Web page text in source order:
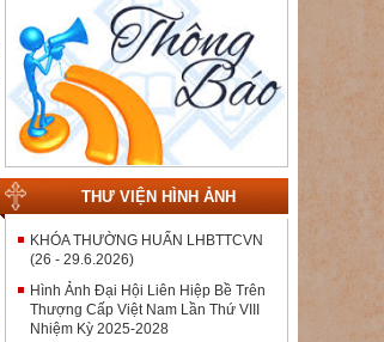
THƯ VIỆN HÌNH ẢNH
KHÓA THƯỜNG HUẤN LHBTTCVN
(26 - 29.6.2026)
Hình Ảnh Đại Hội Liên Hiệp Bề Trên
Thượng Cấp Việt Nam Lần Thứ VIII
Nhiệm Kỳ 2025-2028